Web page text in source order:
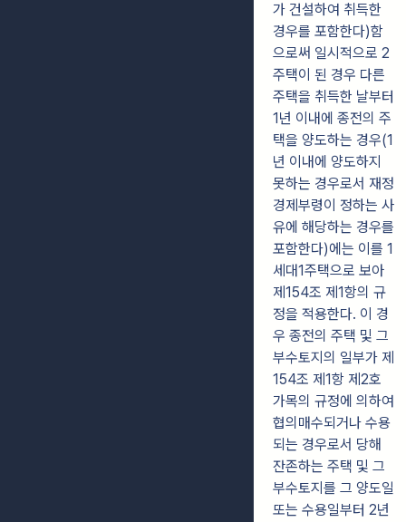
가 건설하여 취득한
경우를 포함한다)함
으로써 일시적으로 2
주택이 된 경우 다른
주택을 취득한 날부터
1년 이내에 종전의 주
택을 양도하는 경우(1
년 이내에 양도하지
못하는 경우로서 재정
경제부령이 정하는 사
유에 해당하는 경우를
포함한다)에는 이를 1
세대1주택으로 보아
제154조 제1항의 규
정을 적용한다. 이 경
우 종전의 주택 및 그
부수토지의 일부가 제
154조 제1항 제2호
가목의 규정에 의하여
협의매수되거나 수용
되는 경우로서 당해
잔존하는 주택 및 그
부수토지를 그 양도일
또는 수용일부터 2년